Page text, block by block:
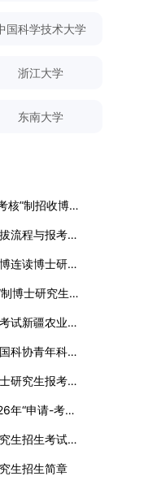
科研任务开展课题研
究生毕业证书并授
大科研项目，接触材
团队，提供高水平
术交流。（三）优
（四）畅通发展渠
业后可优先获得苏
方式的申请者需满
合上海交通大学推荐
博士研究生招生的
（二）报名方式所有
直博生须按规定时
成志愿填报。硕博
联培专项”，并选定
至少1篇为A级、1篇
研成果奖励（以证
缴费报名及缴费统一
简章及专业目录，
自查表》，按要求
生办公室。重要提
不符合要求或存在
得修改。如确需修
资格、材料完整性
培养全过程。通过
成以德为先、科研报
人机制学校系统推
教学、科研训练、
生的综合素质，培
服务国家战略需求
战略和区域发展需
目前，学校拥有4个
学位点，以及17个
显著增长，博士研
宣传方面，学校构
模式改革。2024年
招生，2025年进一
国科学技术大学
浙江大学
东南大学
广州医科大学2026年“申请-考核”制招收博士研究生报考公告
江南大学商学院2026博士选拔流程与报考条件汇总
兰州大学管理学院2026年硕博连读博士研究生招生“申请-考核”实施方案
南开大学2026年“申请-考核”制博士研究生招生录取工作实施细则
2026年全国硕士研究生招生考试新疆农业大学报考点网上确认公告
关于2025年北京林业大学中国科协青年科技人才培育工程博士生推荐工作的通知
中国石油大学经管2026年博士研究生报考通知
福州大学经济与管理学院2026年“申请-考核”制招收攻读博士学位研究生相关要求
东北石油大学2026年博士研究生招生考试实施细则
生招生简章